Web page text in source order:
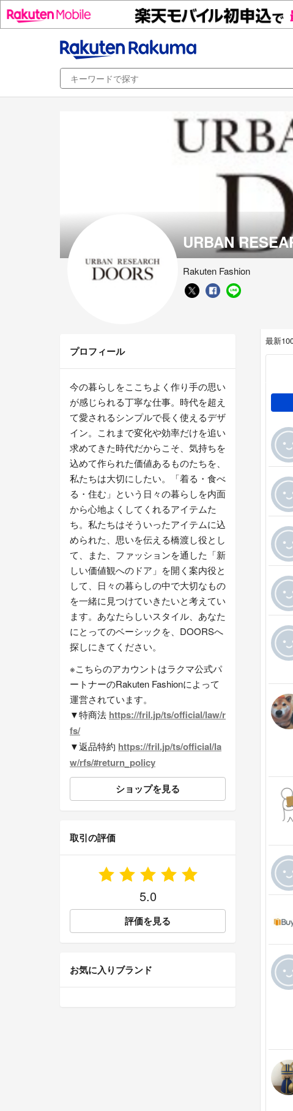
URBAN
Rakuten Fashion
最新
プロフィール
今の暮らしをここちよく作り手の思い
が感じられる丁寧な仕事。時代を超え
て愛されるシンプルで長く使えるデザ
イン。これまで変化や効率だけを追い
求めてきた時代だからこそ、気持ちを
込めて作られた価値あるものたちを、
私たちは大切にしたい。「着る・食べ
る・住む」という日々の暮らしを内面
から心地よくしてくれるアイテムた
ち。私たちはそういったアイテムに込
められた、思いを伝える橋渡し役とし
て、また、ファッションを通した「新
しい価値観へのドア」を開く案内役と
して、日々の暮らしの中で大切なもの
を一緒に見つけていきたいと考えてい
ます。あなたらしいスタイル、あなた
にとってのベーシックを、DOORSへ
探しにきてください。
※こちらのアカウントはラクマ公式パ
ートナーのRakuten Fashionによって
運営されています。
▼特商法 https://fril.jp/ts/official/law/r
fs/
▼返品特約 https://fril.jp/ts/official/la
w/rfs/#return_policy
ショップを見る
取引の評価
5.0
評価を見る
お気に入りブランド